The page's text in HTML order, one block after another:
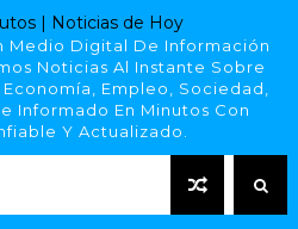
| Noticias de Hoy
Medio Digital De Información
Noticias Al Instante Sobre
Empleo, Sociedad,
Informado En Minutos Con
Y Actualizado.